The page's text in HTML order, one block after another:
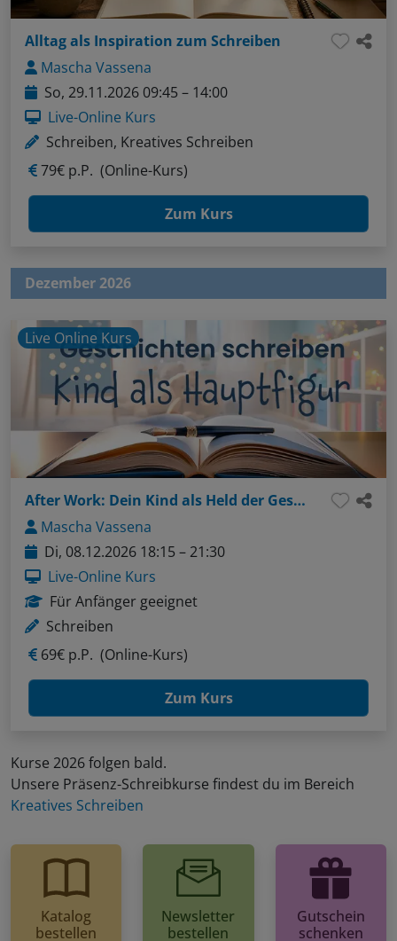
Alltag als Inspiration zum Schreiben
Mascha Vassena
So, 29.11.2026 09:45 – 14:00
Live-Online Kurs
Schreiben, Kreatives Schreiben
79€ p.P. (Online-Kurs)
Zum Kurs
Dezember 2026
Live Online Kurs
After Work: Dein Kind als Held der Geschichte
Mascha Vassena
Di, 08.12.2026 18:15 – 21:30
Live-Online Kurs
Für Anfänger geeignet
Schreiben
69€ p.P. (Online-Kurs)
Zum Kurs
Kurse 2026 folgen bald.
Unsere Präsenz-Schreibkurse findest du im Bereich
Kreatives Schreiben
Katalog
bestellen
Newsletter
bestellen
Gutschein
schenken